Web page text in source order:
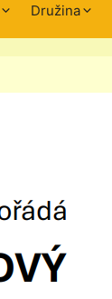
Družina